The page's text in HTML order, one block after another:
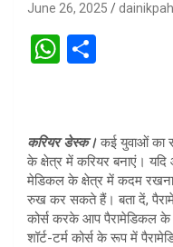
June 26, 2025
W
s
A
p
p
e
करियर डेस्क। कई युवाओं का
के क्षेत्र में करियर बनाएं। यदि
मेडिकल के क्षेत्र में कदम
रुख कर सकते हैं। बता दें,
कोर्स करके आप पैरामेडिकल
शॉर्ट-टर्म कोर्स के रूप में